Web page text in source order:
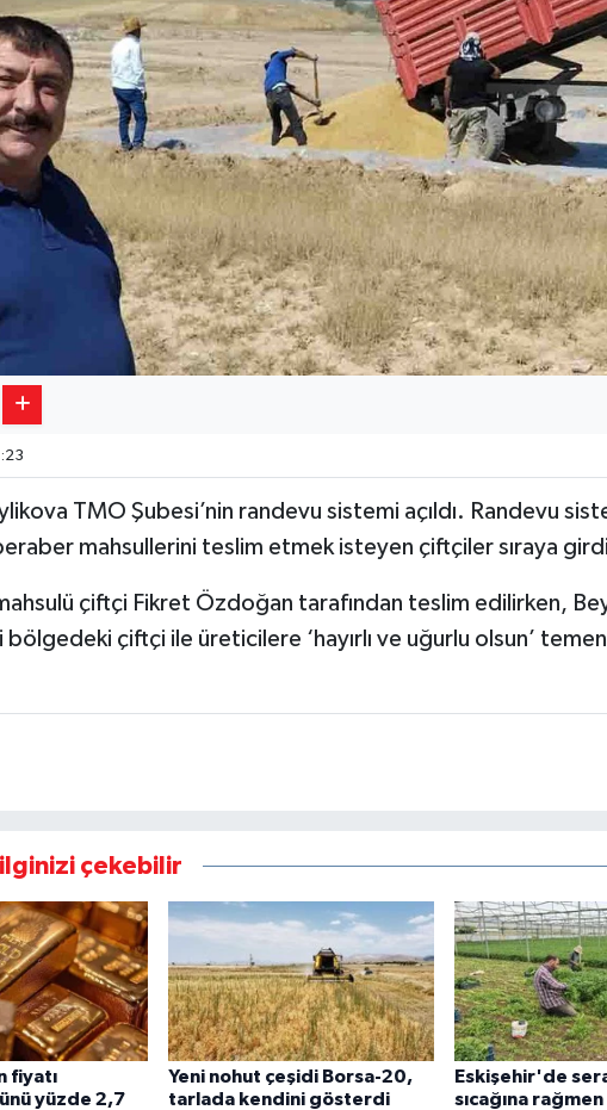
TMO Şubesi’nin randevu sistemi açıldı. Randevu
beraber mahsullerini teslim etmek isteyen çiftçiler sıraya
mahsulü çiftçi Fikret Özdoğan tarafından teslim edilirken,
bölgedeki çiftçi ile üreticilere ‘hayırlı ve uğurlu olsun’
çekebilir
fiyatı
yüzde 2,7
Yeni nohut çeşidi Borsa-20,
tarlada kendini gösterdi
Eskişehir'de
sıcağına